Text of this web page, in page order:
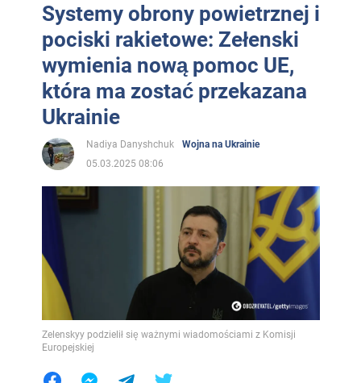
Systemy obrony powietrznej i
pociski rakietowe: Zełenski
wymienia nową pomoc UE,
która ma zostać przekazana
Ukrainie
Nadiya Danyshchuk
Wojna na Ukrainie
05.03.2025 08:06
Zelenskyy podzielił się ważnymi wiadomościami z Komisji
Europejskiej